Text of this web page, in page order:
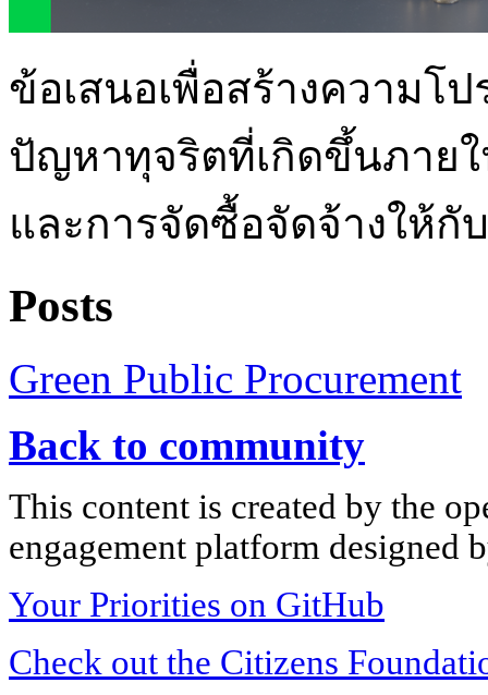
ข้อเสนอเพื่อสร้างความโ
ปัญหาทุจริตที่เกิดขึ้นภาย
และการจัดซื้อจัดจ้างให้กั
Posts
Green Public Procurement
Back to community
This content is created by the
engagement platform designed
Your Priorities on GitHub
Check out the Citizens